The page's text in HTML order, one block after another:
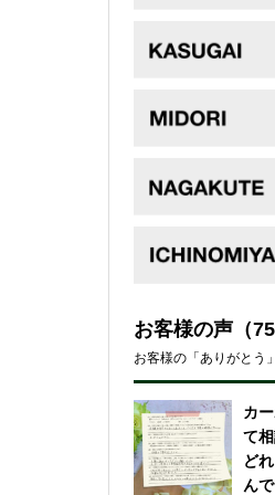
お客様の声 （
お客様の「ありがとう
カ
て
ど
ん